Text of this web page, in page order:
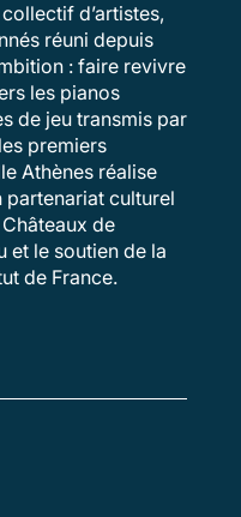
d’artistes,
réuni depuis
: faire revivre
les pianos
de jeu transmis par
premiers
Athènes réalise
partenariat culturel
de
et le soutien de la
de France.